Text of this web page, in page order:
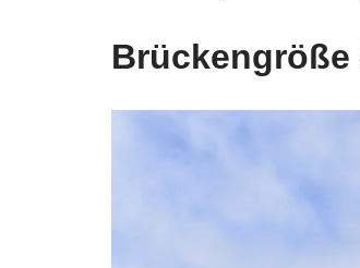
Brückengröße